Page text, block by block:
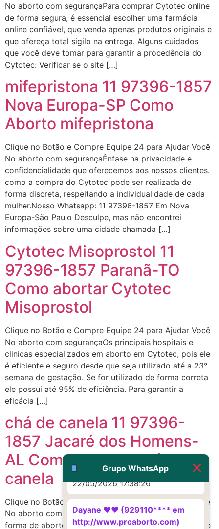
No aborto com segurançaPara comprar Cytotec online
de forma segura, é essencial escolher uma farmácia
online confiável, que venda apenas produtos originais e
que ofereça total sigilo na entrega. Alguns cuidados
que você deve tomar para garantir a procedência do
Cytotec: Verificar se o site […]
mifepristona 11 97396-1857
Nova Europa-SP Como
Aborto mifepristona
Clique no Botão e Compre Equipe 24 para Ajudar Você
No aborto com segurançaÊnfase na privacidade e
confidencialidade que oferecemos aos nossos clientes.
como a compra do Cytotec pode ser realizada de
forma discreta, respeitando a individualidade de cada
mulher.Nosso Whatsapp: 11 97396-1857 Em Nova
Europa-São Paulo Desculpe, mas não encontrei
informações sobre uma cidade chamada […]
Cytotec Misoprostol 11
97396-1857 Paranã-TO
Como abortar Cytotec
Misoprostol
Clique no Botão e Compre Equipe 24 para Ajudar Você
No aborto com segurançaOs principais hospitais e
clinicas especializados em aborto em Cytotec, pois ele
é eficiente e seguro desde que seja utilizado até a 23°
semana de gestação. Se for utilizado de forma correta
ele possui até 95% de eficiência. Para garantir a
eficácia […]
chá de canela 11 97396-
1857 Jacaré dos Homens-
AL Como abortar chá de
canela
Clique no Botão e Compre Equipe 24 para Ajudar Você
No aborto com segurançaO aborto medicinal é uma
forma de aborto precoce causado pela combinação de
Grupo WhatsApp
22/05/2026 17:09:20
Helly
(1999997****
em http://www.proaborto.com)
Entao q seja
22/05/2026 17:09:25
G (1199866**** em
http://www.proaborto.com)
Mulheres vocês sabem dizer
quem já tomou os remédio se
depois que para de menstruar
começa a sair um líquido
transparente, se é normal ?
22/05/2026 17:10:05
(879121**** em
http://www.proaborto.com)
Deve ser normal
22/05/2026 17:19:15
(879121**** em
http://www.proaborto.com)
Eu acho, não sei
22/05/2026 17:19:16
(879121**** em
http://www.proaborto.com)
Deve ser um corrimento normal
22/05/2026 17:19:47
G (1199866**** em
http://www.proaborto.com)
Muito obrigadaaaaa
22/05/2026 17:38:26
Dayane ♥️♥️ (929110**** em
http://www.proaborto.com)